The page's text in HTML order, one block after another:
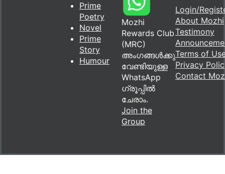
Prime
Poetry
Novel
Prime
Story
Humour
Mozhi
Rewards Club
(MRC)
അംഗങ്ങൾക്കു
വേണ്ടിയുള്ള
WhatsApp
ഗ്രൂപ്പിൽ
ചേരാം.
Join the
Group
Login/
About Mozhi
Testimony
Terms of
Privacy
Contact